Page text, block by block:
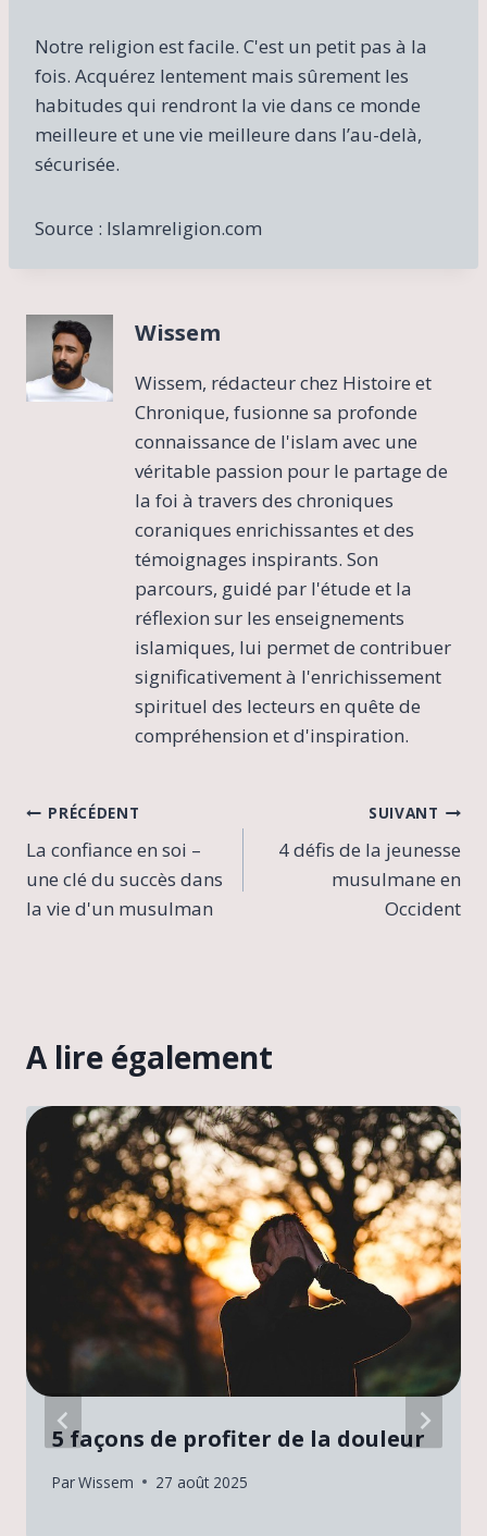
Notre religion est facile. C'est un petit pas à la
fois. Acquérez lentement mais sûrement les
habitudes qui rendront la vie dans ce monde
meilleure et une vie meilleure dans l’au-delà,
sécurisée.
Source : Islamreligion.com
Wissem
Wissem, rédacteur chez Histoire et
Chronique, fusionne sa profonde
connaissance de l'islam avec une
véritable passion pour le partage de
la foi à travers des chroniques
coraniques enrichissantes et des
témoignages inspirants. Son
parcours, guidé par l'étude et la
réflexion sur les enseignements
islamiques, lui permet de contribuer
significativement à l'enrichissement
spirituel des lecteurs en quête de
compréhension et d'inspiration.
Navigation
de
l’article
PRÉCÉDENT
La confiance en soi –
une clé du succès dans
la vie d'un musulman
SUIVANT
4 défis de la jeunesse
musulmane en
Occident
A lire également
5 façons de profiter de la douleur
ParWissem 27 août 2025